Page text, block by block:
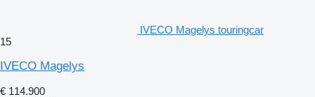
IVECO Magelys touringcar
15
IVECO Magelys
€ 114.900